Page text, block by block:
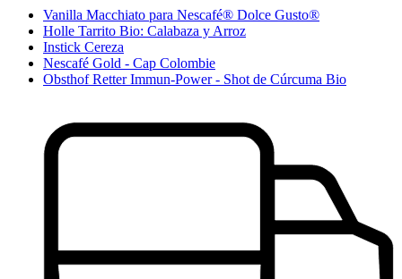
Vanilla Macchiato para Nescafé® Dolce Gusto®
Holle Tarrito Bio: Calabaza y Arroz
Instick Cereza
Nescafé Gold - Cap Colombie
Obsthof Retter Immun-Power - Shot de Cúrcuma Bio